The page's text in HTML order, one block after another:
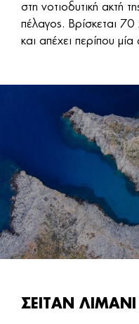
στη νοτιοδυτική ακτή
πέλαγος. Βρίσκεται 70
και απέχει περίπου
ΣΕΙΤΑΝ ΛΙΜΑΝΙ